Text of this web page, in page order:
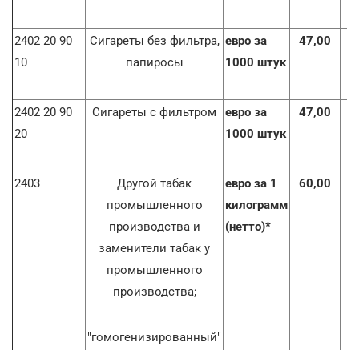
2402 20 90
10
Сигареты без фильтра,
папиросы
евро за
1000 штук
47,00
2402 20 90
20
Сигареты с фильтром
евро за
1000 штук
47,00
2403
Другой табак
промышленного
производства и
заменители табак у
промышленного
производства;
"гомогенизированный"
евро за 1
килограмм
(нетто)*
60,00